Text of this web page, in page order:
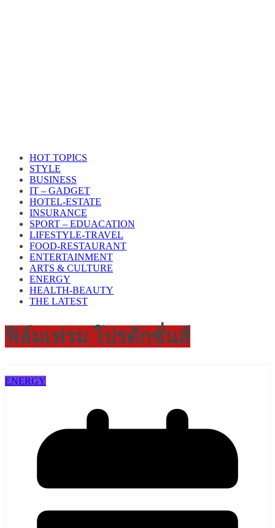
HOT TOPICS
STYLE
BUSINESS
IT – GADGET
HOTEL-ESTATE
INSURANCE
SPORT – EDUACATION
LIFESTYLE​-TRAVEL​
FOOD-RESTAURANT
ENTERTAINMENT
ARTS & CULTURE
ENERGY
HEALTH​-BEAUTY
THE LATEST
ฟิล์มเฟรม โปรดักชั่นส์
ENERGY